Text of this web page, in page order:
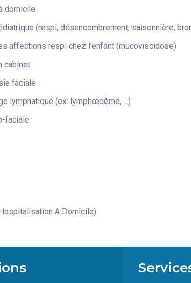
domicile
(respi, désencombrement, saisonnière,
affections respi chez l'enfant (mucoviscidose)
cabinet
faciale
lymphatique (ex: lymphœdème, ...)
faciale
A Domicile)